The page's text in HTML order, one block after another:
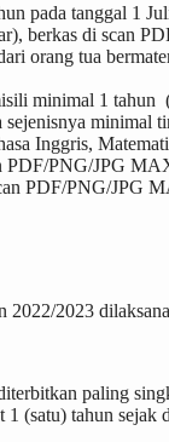
pada tanggal 1
berkas di scan
orang tua
minimal 1 tahun
minimal
Inggris,
PNG/JPG
PDF/PNG/JPG
2023
paling
(satu) tahun